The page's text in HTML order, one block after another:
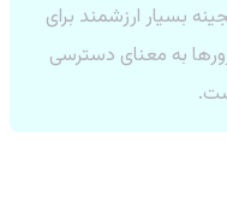
بسیار ارزشمند برای
به معنای دسترسی